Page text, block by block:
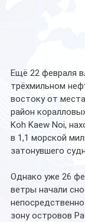
Ещё 22 февраля
трёхмильном
востоку от
район
Koh Kaew Noi,
в 1,1 морской
затонувшего
Однако уже 26
ветры начали
зону островов